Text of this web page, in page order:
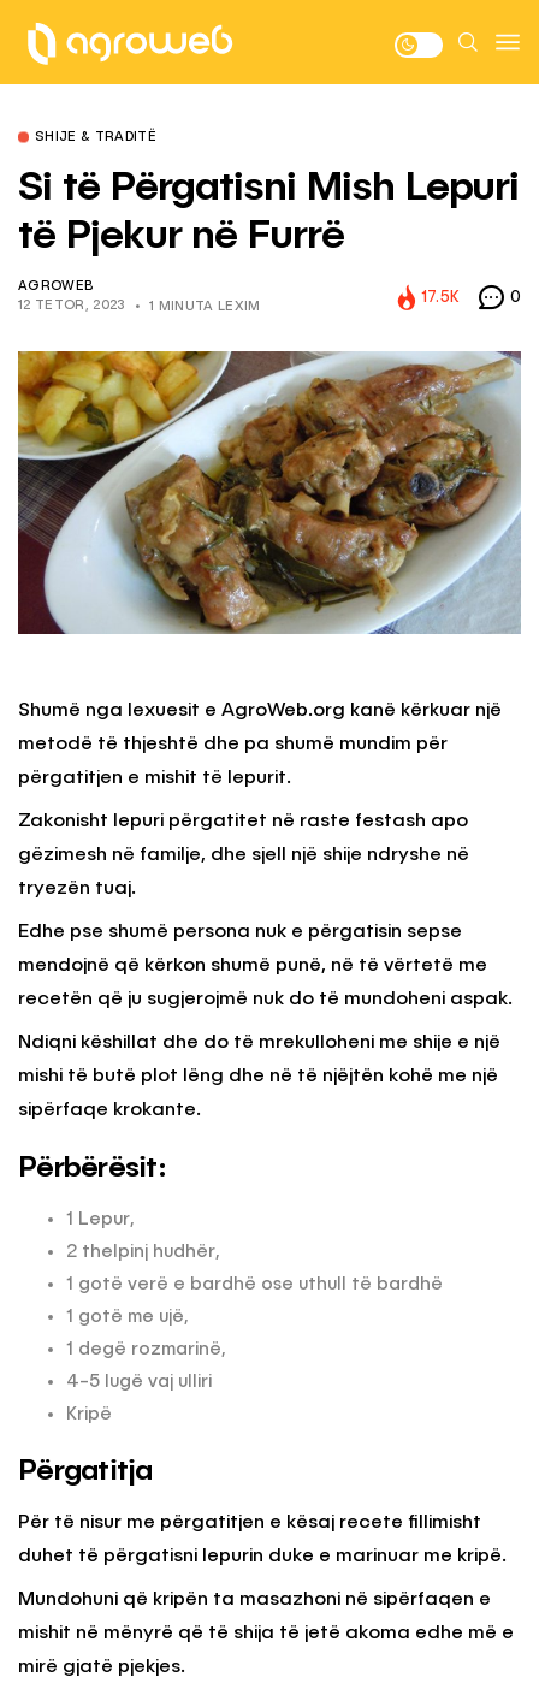
SHIJE & TRADITË
Si të Përgatisni Mish Lepuri
të Pjekur në Furrë
AGROWEB
12 TETOR, 2023
1 MINUTA LEXIM
17.5K 0
Shumë nga lexuesit e AgroWeb.org kanë kërkuar një
metodë të thjeshtë dhe pa shumë mundim për
përgatitjen e mishit të lepurit.
Zakonisht lepuri përgatitet në raste festash apo
gëzimesh në familje, dhe sjell një shije ndryshe në
tryezën tuaj.
Edhe pse shumë persona nuk e përgatisin sepse
mendojnë që kërkon shumë punë, në të vërtetë me
recetën që ju sugjerojmë nuk do të mundoheni aspak.
Ndiqni këshillat dhe do të mrekulloheni me shije e një
mishi të butë plot lëng dhe në të njëjtën kohë me një
sipërfaqe krokante.
Përbërësit:
1 Lepur,
2 thelpinj hudhër,
1 gotë verë e bardhë ose uthull të bardhë
1 gotë me ujë,
1 degë rozmarinë,
4-5 lugë vaj ulliri
Kripë
Përgatitja
Për të nisur me përgatitjen e kësaj recete fillimisht
duhet të përgatisni lepurin duke e marinuar me kripë.
Mundohuni që kripën ta masazhoni në sipërfaqen e
mishit në mënyrë që të shija të jetë akoma edhe më e
mirë gjatë pjekjes.